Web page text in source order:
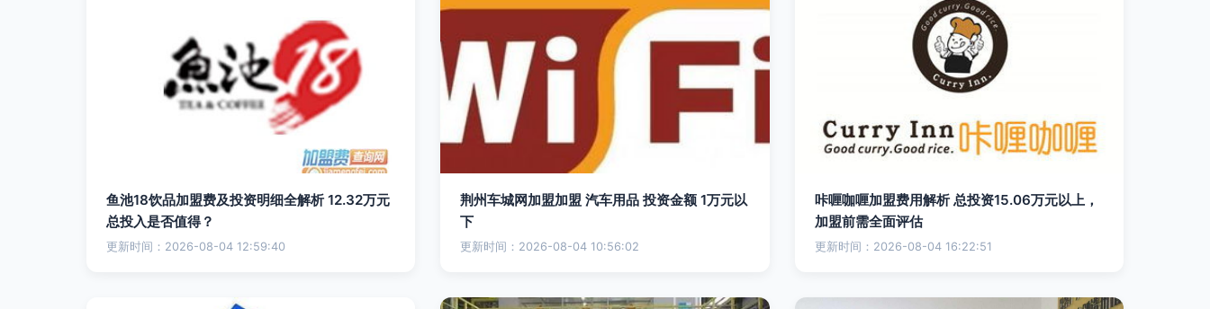
鱼池18饮品加盟费及投资明细全解析 12.32万元
总投入是否值得？
更新时间：2026-08-04 12:59:40
荆州车城网加盟加盟 汽车用品 投资金额 1万元以
下
更新时间：2026-08-04 10:56:02
咔喱咖喱加盟费用解析 总投资15.06万元以上，
加盟前需全面评估
更新时间：2026-08-04 16:22:51